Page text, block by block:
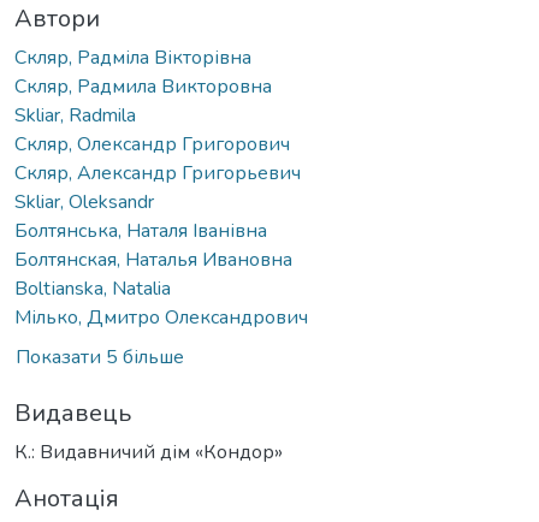
Автори
Скляр, Радміла Вікторівна
Скляр, Радмила Викторовна
Skliar, Radmila
Скляр, Олександр Григорович
Скляр, Александр Григорьевич
Skliar, Oleksandr
Болтянська, Наталя Іванівна
Болтянская, Наталья Ивановна
Boltіanska, Natalia
Мілько, Дмитро Олександрович
Показати 5 більше
Видавець
К.: Видавничий дім «Кондор»
Анотація